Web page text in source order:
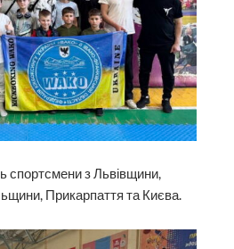
спортсмени з Львівщини,
Прикарпаття та Києва.